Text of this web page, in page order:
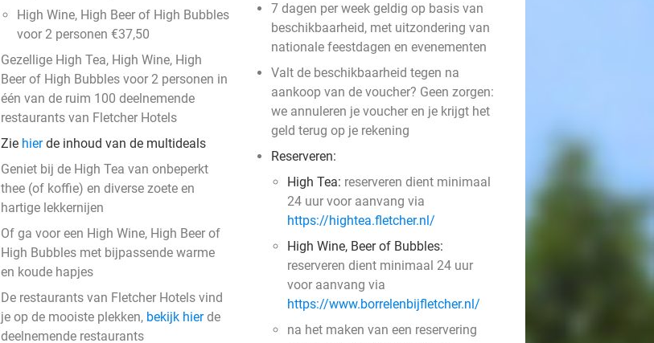
High Wine, High Beer of High Bubbles
voor 2 personen €37,50
Gezellige High Tea, High Wine, High
Beer of High Bubbles voor 2 personen in
één van de ruim 100 deelnemende
restaurants van Fletcher Hotels
Zie hierde inhoud van de multideals
Geniet bij de High Tea van onbeperkt
thee (of koffie) en diverse zoete en
hartige lekkernijen
Of ga voor een High Wine, High Beer of
High Bubbles met bijpassende warme
en koude hapjes
De restaurants van Fletcher Hotels vind
je op de mooiste plekken, bekijk hierde
deelnemende restaurants
7 dagen per week geldig op basis van
beschikbaarheid, met uitzondering van
nationale feestdagen en evenementen
Valt de beschikbaarheid tegen na
aankoop van de voucher? Geen zorgen:
we annuleren je voucher en je krijgt het
geld terug op je rekening
Reserveren:
High Tea: ​ reserveren dient minimaal
24 uur voor aanvang via
https://hightea.fletcher.nl/
High Wine, Beer of Bubbles:
reserveren dient minimaal 24 uur
voor aanvang via
https://www.borrelenbijfletcher.nl/
na het maken van een reservering